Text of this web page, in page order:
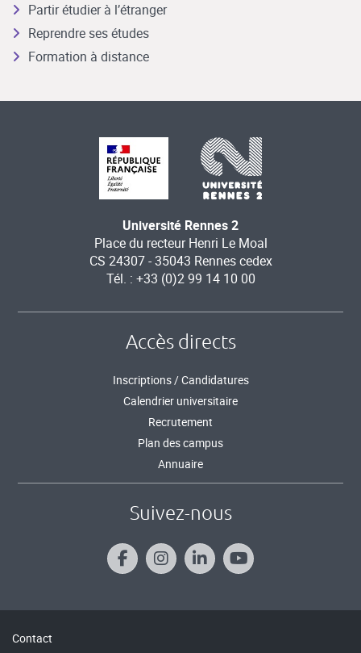
Partir étudier à l’étranger
Reprendre ses études
Formation à distance
Université Rennes 2
Place du recteur Henri Le Moal
CS 24307 - 35043 Rennes cedex
Tél. : +33 (0)2 99 14 10 00
Accès directs
Inscriptions / Candidatures
Calendrier universitaire
Recrutement
Plan des campus
Annuaire
Suivez-nous
Contact